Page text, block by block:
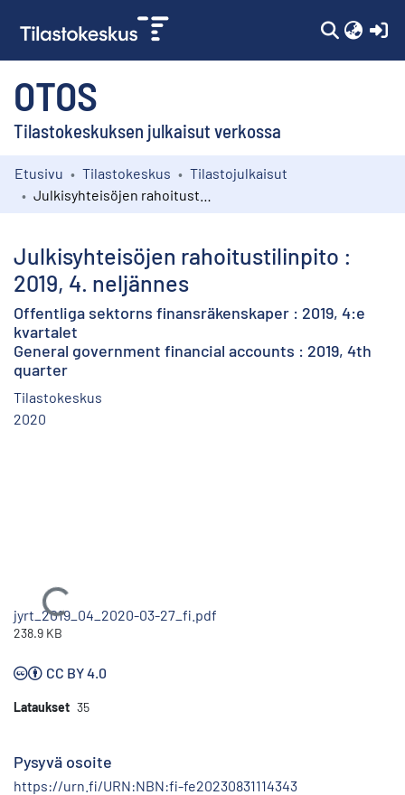
OTOS
Tilastokeskuksen julkaisut verkossa
Kokoelmat
Etusivu Tilastokeskus
Tilastojulkaisut
Julkisyhteisöjen rahoitustilinpito :
2019, 4. neljännes
Offentliga sektorns finansräkenskaper : 2019, 4:e
kvartalet
General government financial accounts : 2019, 4th
quarter
Tilastokeskus
2020
Ladataan...
jyrt_2019_04_2020-03-27_fi.pdf
238.9 KB
CC BY 4.0
Lataukset 35
Pysyvä osoite
https://urn.fi/URN:NBN:fi-fe20230831114343